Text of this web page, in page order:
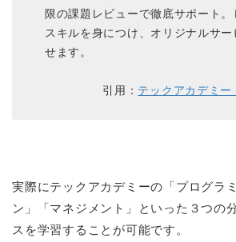
限の課題レビューで徹底サポート
スキルを身につけ、オリジナルサ
せます。
引用： テックアカデミー
実際にテックアカデミーの「プログラ
ン」「マネジメント」といった３つの
スを学習することが可能です。